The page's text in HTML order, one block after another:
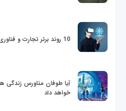
10 روند برتر تجارت و فناوری در سال 2022
آیا طوفان متاورس زندگی
خواهد داد